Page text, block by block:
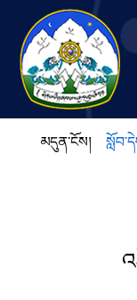
Skip to main content
མདུན་ངོས།